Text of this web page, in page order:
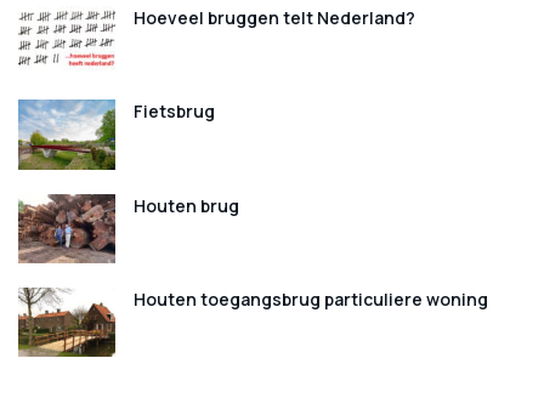
Hoeveel bruggen telt Nederland?
Fietsbrug
Houten brug
Houten toegangsbrug particuliere woning